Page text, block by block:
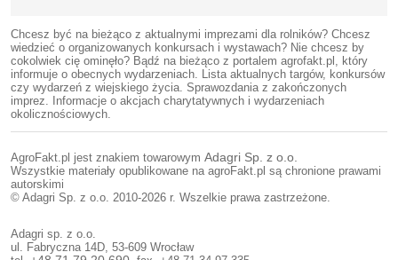
Chcesz być na bieżąco z aktualnymi imprezami dla rolników? Chcesz
wiedzieć o organizowanych konkursach i wystawach? Nie chcesz by
cokolwiek cię ominęło? Bądź na bieżąco z portalem agrofakt.pl, który
informuje o obecnych wydarzeniach. Lista aktualnych targów, konkursów
czy wydarzeń z wiejskiego życia. Sprawozdania z zakończonych
imprez. Informacje o akcjach charytatywnych i wydarzeniach
okolicznościowych.
AgroFakt.pl jest znakiem towarowym Adagri Sp. z o.o.
Wszystkie materiały opublikowane na agroFakt.pl są chronione prawami
autorskimi
© Adagri Sp. z o.o. 2010-2026 r. Wszelkie prawa zastrzeżone.
Adagri sp. z o.o.
ul. Fabryczna 14D, 53-609 Wrocław